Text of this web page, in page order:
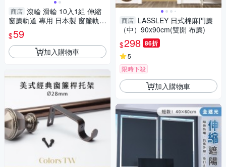
商店 滾輪 滑輪 10入1組 伸縮
窗簾軌道 專用 日本製 窗簾軌道
安裝DIY 方型伸縮窗簾軌道 窗
簾伸縮桿
$59
加入購物車
商店 LASSLEY 日式棉麻門簾
（中）90x90cm(雙開 布簾)
$298 86折
5
限時下殺
加入購物車